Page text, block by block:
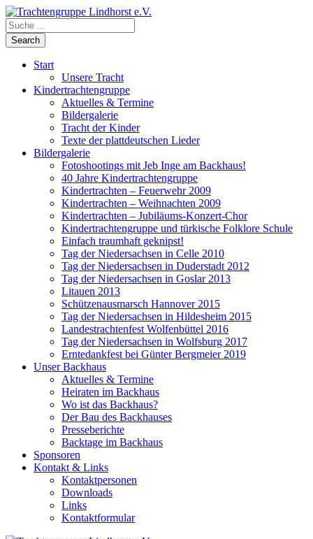
Start
Unsere Tracht
Kindertrachtengruppe
Aktuelles & Termine
Bildergalerie
Tracht der Kinder
Texte der plattdeutschen Lieder
Bildergalerie
Fotoshootings mit Jeb Inge am Backhaus!
40 Jahre Kindertrachtengruppe
Kindertrachten – Feuerwehr 2009
Kindertrachten – Weihnachten 2009
Kindertrachten – Jubiläums-Konzert-Chor
Kindertrachtengruppe und türkische Folklore Schule
Einfach traumhaft geknipst!
Tag der Niedersachsen in Celle 2010
Tag der Niedersachsen in Duderstadt 2012
Tag der Niedersachsen in Goslar 2013
Litauen 2013
Schützenausmarsch Hannover 2015
Tag der Niedersachsen in Hildesheim 2015
Landestrachtenfest Wolfenbüttel 2016
Tag der Niedersachsen in Wolfsburg 2017
Erntedankfest bei Günter Bergmeier 2019
Unser Backhaus
Aktuelles & Termine
Heiraten im Backhaus
Wo ist das Backhaus?
Der Bau des Backhauses
Presseberichte
Backtage im Backhaus
Sponsoren
Kontakt & Links
Kontaktpersonen
Downloads
Links
Kontaktformular